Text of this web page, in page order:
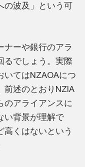
波及」という可
ーや銀行のアラ
るでしょう。実際
いてはNZAOAにつ
前述のとおりNZIA
のアライアンスに
い背景が理解で
高くはないという